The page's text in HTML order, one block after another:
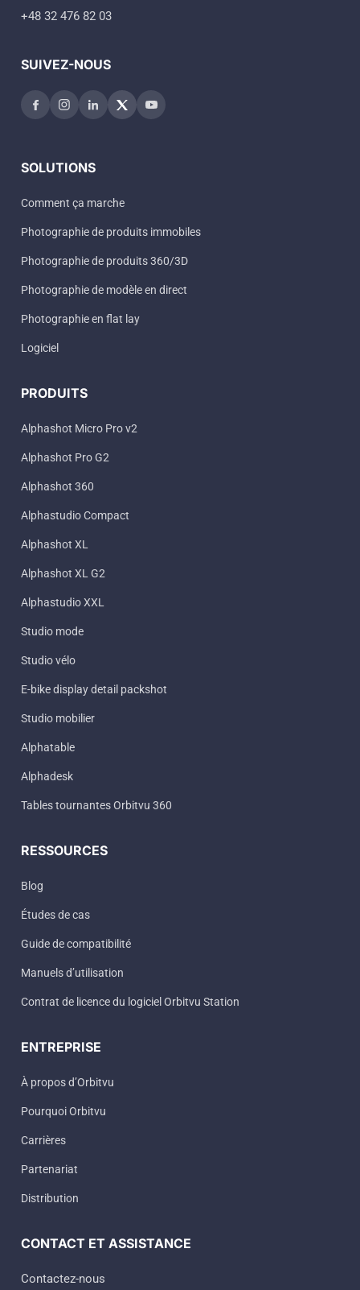
+48 32 476 82 03
SUIVEZ-NOUS
SOLUTIONS
Comment ça marche
Photographie de produits immobiles
Photographie de produits 360/3D
Photographie de modèle en direct
Photographie en flat lay
Logiciel
PRODUITS
Alphashot Micro Pro v2
Alphashot Pro G2
Alphashot 360
Alphastudio Compact
Alphashot XL
Alphashot XL G2
Alphastudio XXL
Studio mode
Studio vélo
E-bike display detail packshot
Studio mobilier
Alphatable
Alphadesk
Tables tournantes Orbitvu 360
RESSOURCES
Blog
Études de cas
Guide de compatibilité
Manuels d’utilisation
Contrat de licence du logiciel Orbitvu Station
ENTREPRISE
À propos d’Orbitvu
Pourquoi Orbitvu
Carrières
Partenariat
Distribution
CONTACT ET ASSISTANCE
Contactez-nous